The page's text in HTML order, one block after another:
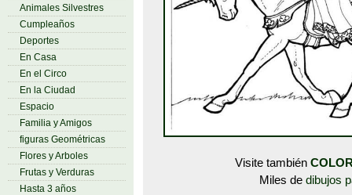
Animales Silvestres
Cumpleaños
Deportes
En Casa
En el Circo
En la Ciudad
Espacio
Familia y Amigos
figuras Geométricas
Flores y Arboles
Frutas y Verduras
Hasta 3 años
Visite también
Miles de dibujos